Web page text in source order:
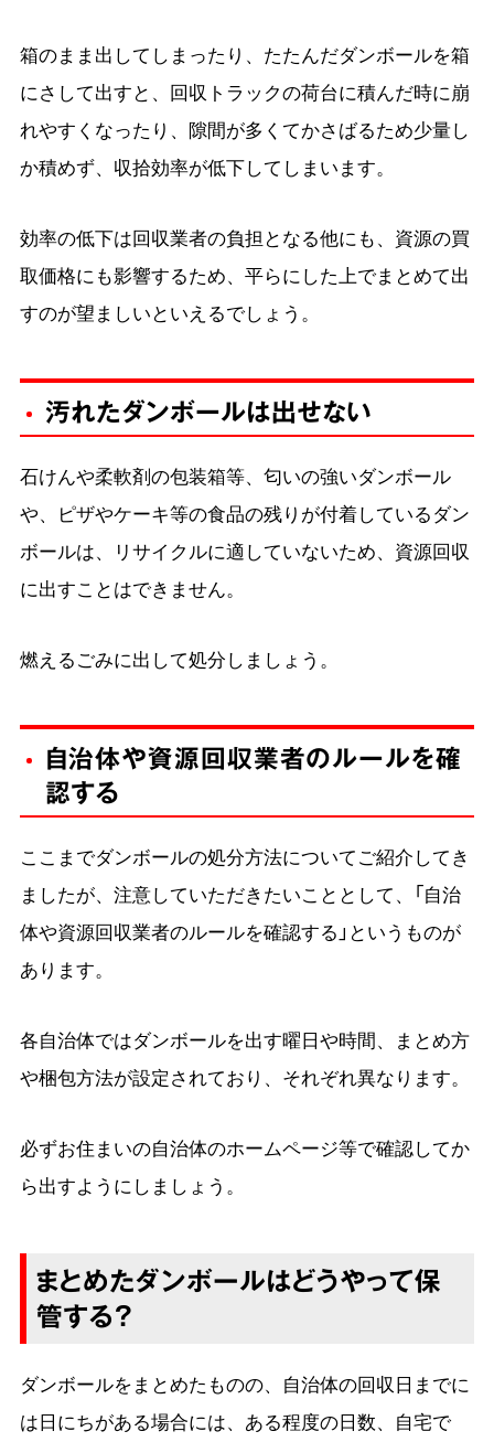
箱のまま出してしまったり、たたんだダンボールを箱
にさして出すと、回収トラックの荷台に積んだ時に崩
れやすくなったり、隙間が多くてかさばるため少量し
か積めず、収拾効率が低下してしまいます。
効率の低下は回収業者の負担となる他にも、資源の買
取価格にも影響するため、平らにした上でまとめて出
すのが望ましいといえるでしょう。
汚れたダンボールは出せない
石けんや柔軟剤の包装箱等、匂いの強いダンボール
や、ピザやケーキ等の食品の残りが付着しているダン
ボールは、リサイクルに適していないため、資源回収
に出すことはできません。
燃えるごみに出して処分しましょう。
自治体や資源回収業者のルールを確
認する
ここまでダンボールの処分方法についてご紹介してき
ましたが、注意していただきたいこととして、「自治
体や資源回収業者のルールを確認する」というものが
あります。
各自治体ではダンボールを出す曜日や時間、まとめ方
や梱包方法が設定されており、それぞれ異なります。
必ずお住まいの自治体のホームページ等で確認してか
ら出すようにしましょう。
まとめたダンボールはどうやって保
管する？
ダンボールをまとめたものの、自治体の回収日までに
は日にちがある場合には、ある程度の日数、自宅で